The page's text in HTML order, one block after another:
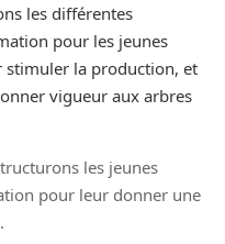
les différentes
pour les jeunes
la production, et
vigueur aux arbres
les jeunes
pour leur donner une